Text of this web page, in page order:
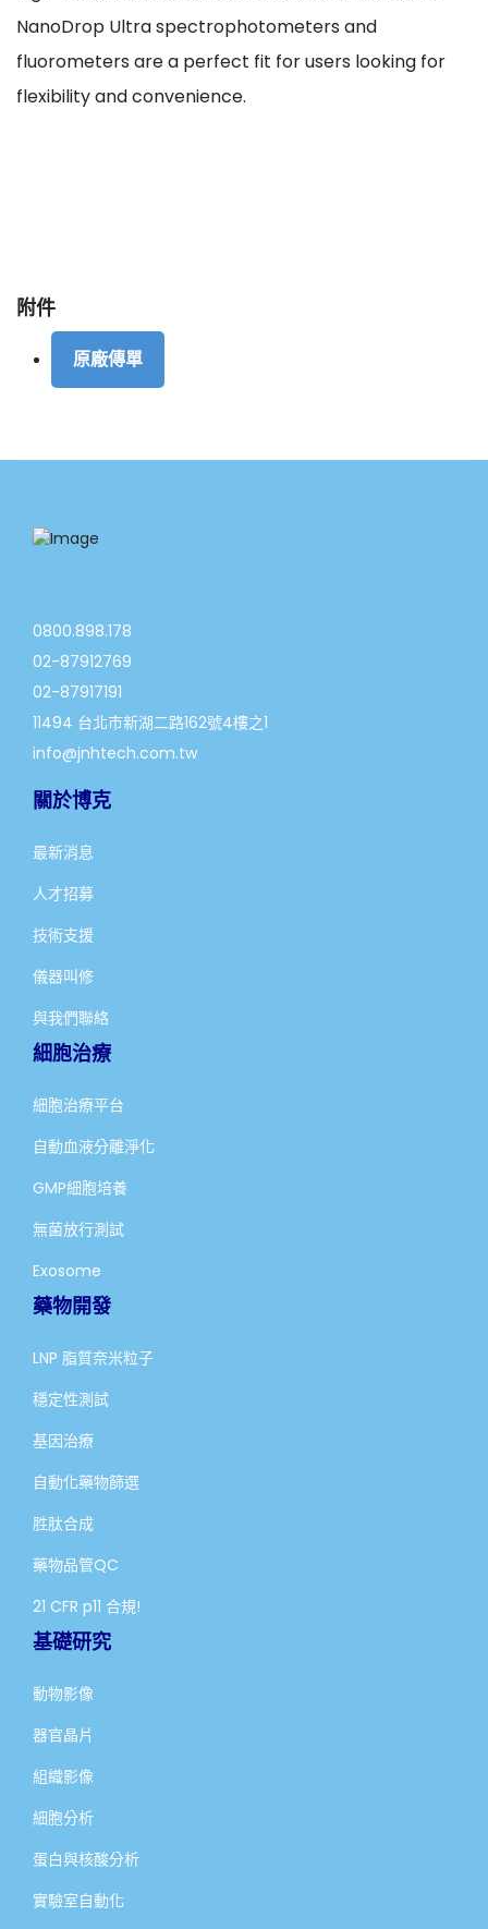
NanoDrop Ultra spectrophotometers and
fluorometers are a perfect fit for users looking for
flexibility and convenience.
附件
原廠傳單
0800.898.178
02-87912769
02-87917191
11494 台北市新湖二路162號4樓之1
info@jnhtech.com.tw
關於博克
最新消息
人才招募
技術支援
儀器叫修
與我們聯絡
細胞治療
細胞治療平台
自動血液分離淨化
GMP細胞培養
無菌放行測試
Exosome
藥物開發
LNP 脂質奈米粒子
穩定性測試
基因治療
自動化藥物篩選
胜肽合成
藥物品管QC
21 CFR p11 合規!
基礎研究
動物影像
器官晶片
組織影像
細胞分析
蛋白與核酸分析
實驗室自動化